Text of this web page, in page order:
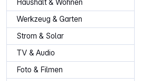
Haushalt & Wohnen
Werkzeug & Garten
Strom & Solar
TV & Audio
Foto & Filmen